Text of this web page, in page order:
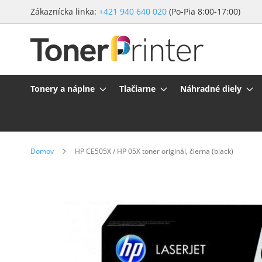
Preskočiť
na
Zákaznícka linka: +421 940 640 020 (Po-Pia 8:00-17:00)
Tonery a náplne Tlačiarne Náhradné diely
Domov HP CE505X / HP 05X toner originál, čierna (black)